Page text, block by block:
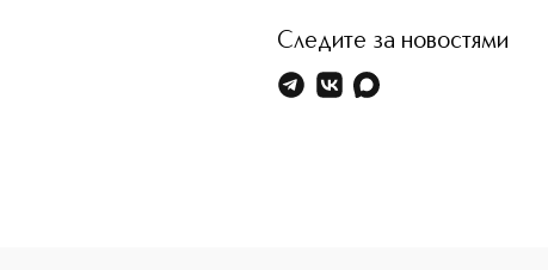
Следите за новостями